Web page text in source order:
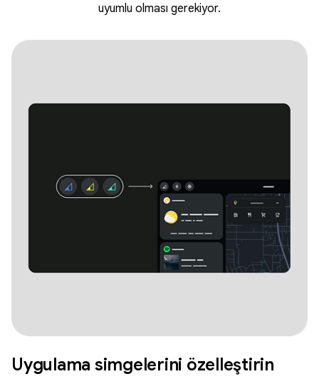
uyumlu olması gerekiyor.
Uygulama simgelerini özelleştirin